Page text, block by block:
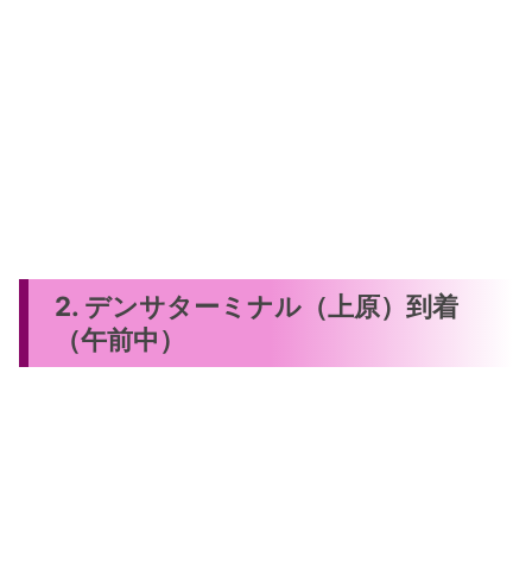
2. デンサターミナル（上原）到着
（午前中）